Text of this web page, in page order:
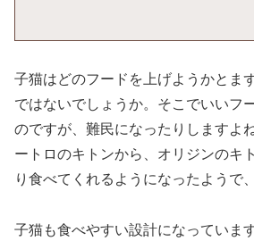
子猫はどのフードを上げようかとま
ではないでしょうか。そこでいいフ
のですが、難民になったりしますよ
ートロのキトンから、オリジンのキ
り食べてくれるようになったようで
子猫も食べやすい設計になっていま